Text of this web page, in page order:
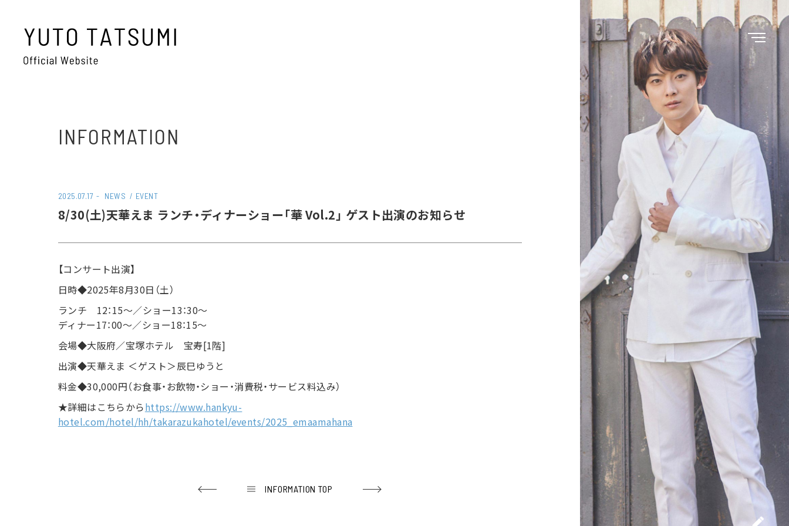
INFORMATION
2025.07.17 NEWS EVENT
8/30(土)天華えま ランチ・ディナーショー「華 Vol.2」 ゲスト出演のお知らせ
【コンサート出演】
日時◆2025年8月30日（土）
ランチ 12：15～／ショー13：30～
ディナー17：00～／ショー18：15～
会場◆大阪府／宝塚ホテル 宝寿[1階]
出演◆天華えま ＜ゲスト＞辰巳ゆうと
料金◆30,000円（お食事・お飲物・ショー・消費税・サービス料込み）
★詳細はこちらからhttps://www.hankyu-
hotel.com/hotel/hh/takarazukahotel/events/2025_emaamahana
INFORMATION TOP